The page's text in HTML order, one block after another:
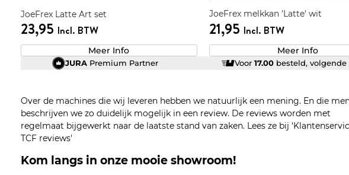
JoeFrex Latte Art set
23,95 Incl. BTW
Meer Info
JoeFrex melkkan 'Latte' wit
21,95 Incl. BTW
Meer Info
JURA Premium Partner Voor17.00 besteld,
Over de machines die wij leveren hebben we natuurlijk een mening. En die
beschrijven we zo duidelijk mogelijk in een review. De reviews worden met
regelmaat bijgewerkt naar de laatste stand van zaken. Lees ze bij
TCF reviews'
Kom langs in onze mooie showroom!